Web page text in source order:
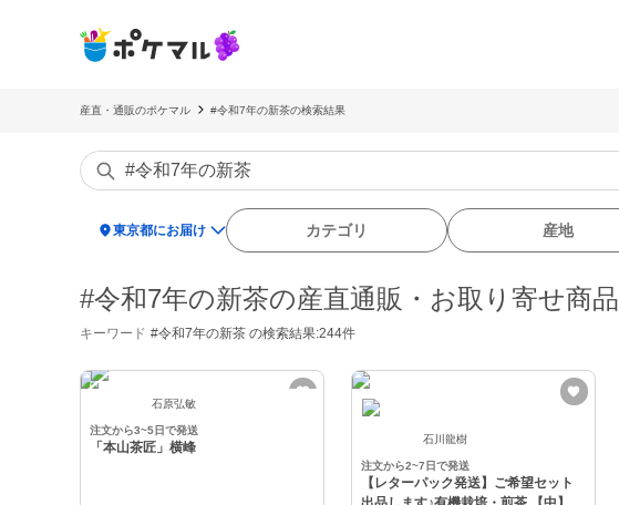
産直・通販のポケマル #令和7年の新茶の検索結果
location_on東京都にお届け カテゴリ 産地
#令和7年の新茶の産直通販・お取り寄せ商品
キーワード #令和7年の新茶 の検索結果:244件
石原弘敏
注文から3~5日で発送
「本山茶匠」横峰
石川龍樹
注文から2~7日で発送
【レターパック発送】ご希望セット